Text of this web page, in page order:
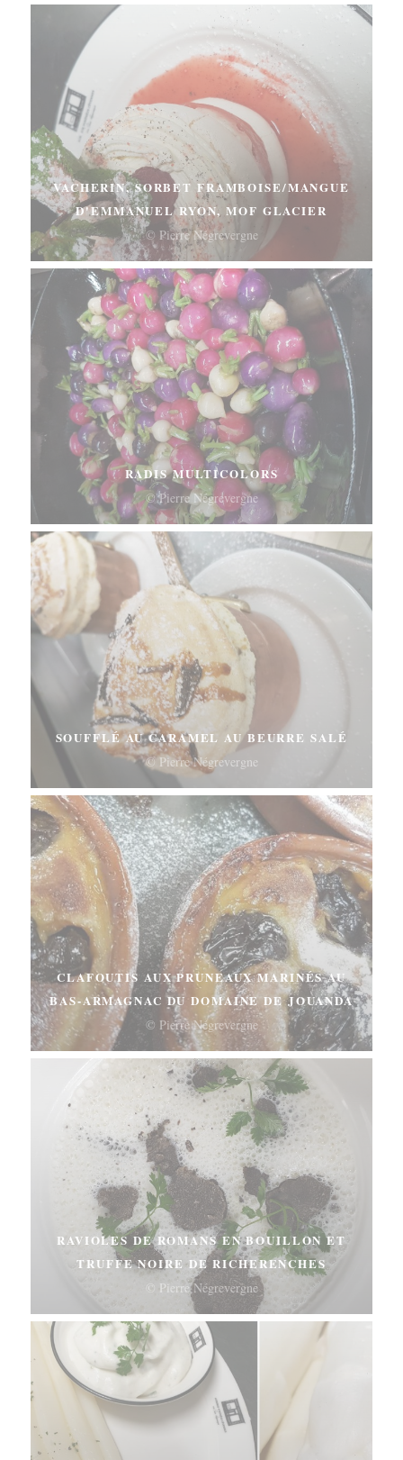
VACHERIN, SORBET FRAMBOISE/MANGUE
D'EMMANUEL RYON, MOF GLACIER
© Pierre Négrevergne
RADIS MULTICOLORS
© Pierre Négrevergne
SOUFFLÉ AU CARAMEL AU BEURRE SALÉ
© Pierre Négrevergne
CLAFOUTIS AUX PRUNEAUX MARINÉS AU
BAS-ARMAGNAC DU DOMAINE DE JOUANDA
© Pierre Négrevergne
RAVIOLES DE ROMANS EN BOUILLON ET
TRUFFE NOIRE DE RICHERENCHES
© Pierre Négrevergne